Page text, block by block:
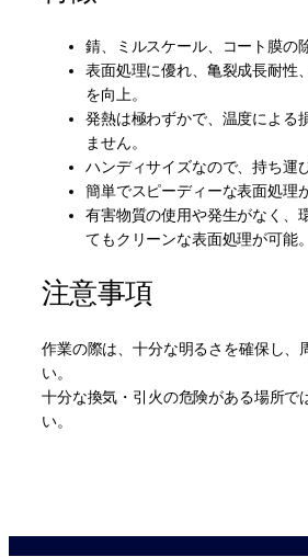
錆、ミルスケール、コート膜の
表面処理に優れ、亀裂成長耐性
を向上。
発熱は極わずかで、温度による
ません。
ハンディサイズなので、持ち運
簡単でスピーディーな表面処理
有害物質の使用や発生がなく、
てもクリーンな表面処理が可能。
注意事項
作業の際は、十分な明るさを確保し、
い。
十分な換気・引火の危険がある場所で
い。